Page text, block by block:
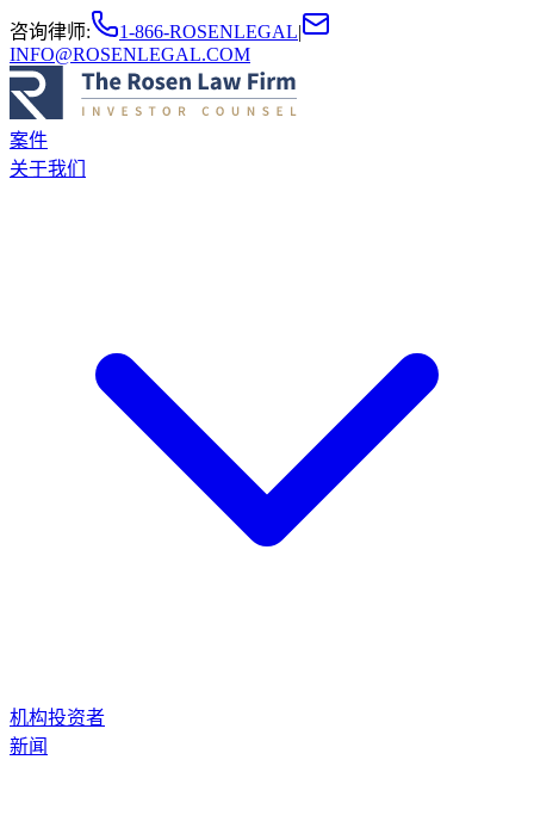
咨询律师: 1-866-ROSENLEGAL|
INFO@ROSENLEGAL.COM
案件
关于我们
机构投资者
新闻